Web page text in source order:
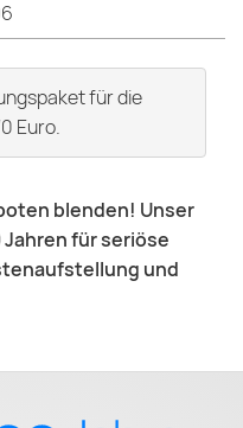
für die
Euro.
blenden! Unser
für seriöse
und